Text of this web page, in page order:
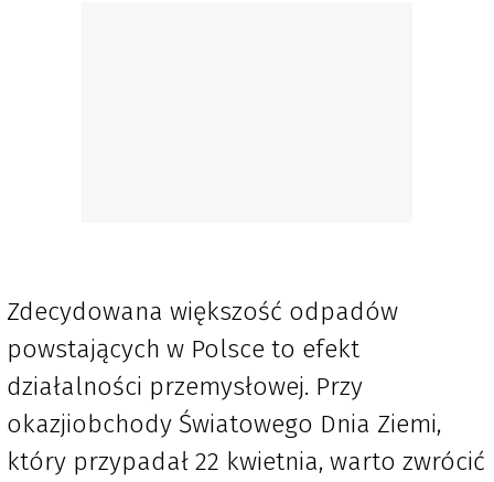
Zdecydowana większość odpadów
powstających w Polsce to efekt
działalności przemysłowej. Przy
okazjiobchody Światowego Dnia Ziemi,
który przypadał 22 kwietnia, warto zwrócić